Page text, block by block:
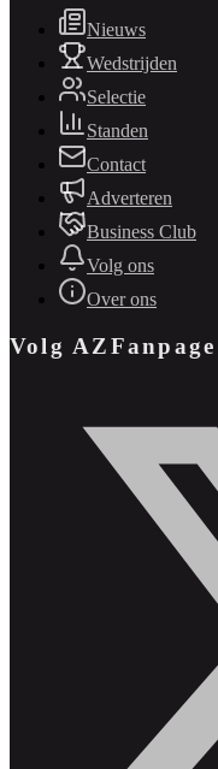
Nieuws
Wedstrijden
Selectie
Standen
Contact
Adverteren
Business Club
Volg ons
Over ons
Volg AZFanpage